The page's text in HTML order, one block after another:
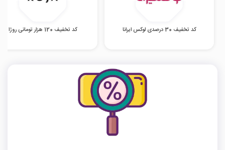
کد تخفیف 30 درصدی لوکس ایرانا کد تخفیف 120 هزار تومانی روژا